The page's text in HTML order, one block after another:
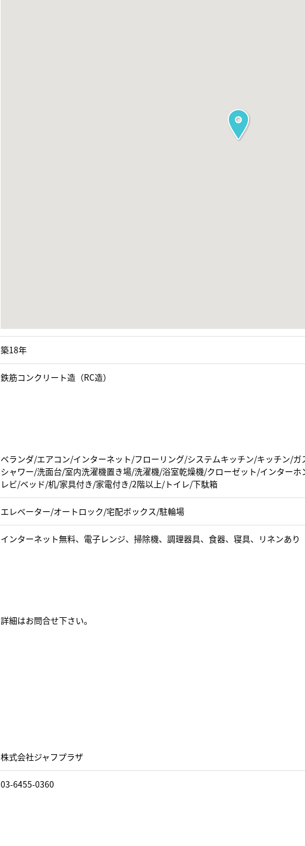
築18年
鉄筋コンクリート造（RC造）
ベランダ/エアコン/インターネット/フローリング/システムキッチン/キッチン/
シャワー/洗面台/室内洗濯機置き場/洗濯機/浴室乾燥機/クローゼット/インター
レビ/ベッド/机/家具付き/家電付き/2階以上/トイレ/下駄箱
エレベーター/オートロック/宅配ボックス/駐輪場
インターネット無料、電子レンジ、掃除機、調理器具、食器、寝具、リネンあり
詳細はお問合せ下さい。
株式会社ジャフプラザ
03-6455-0360